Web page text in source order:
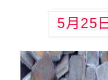
5月25